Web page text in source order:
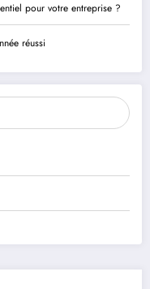
pour votre entreprise ?
réussi